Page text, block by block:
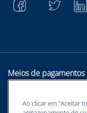
Meios de pagamentos
Ao clicar em "Aceitar